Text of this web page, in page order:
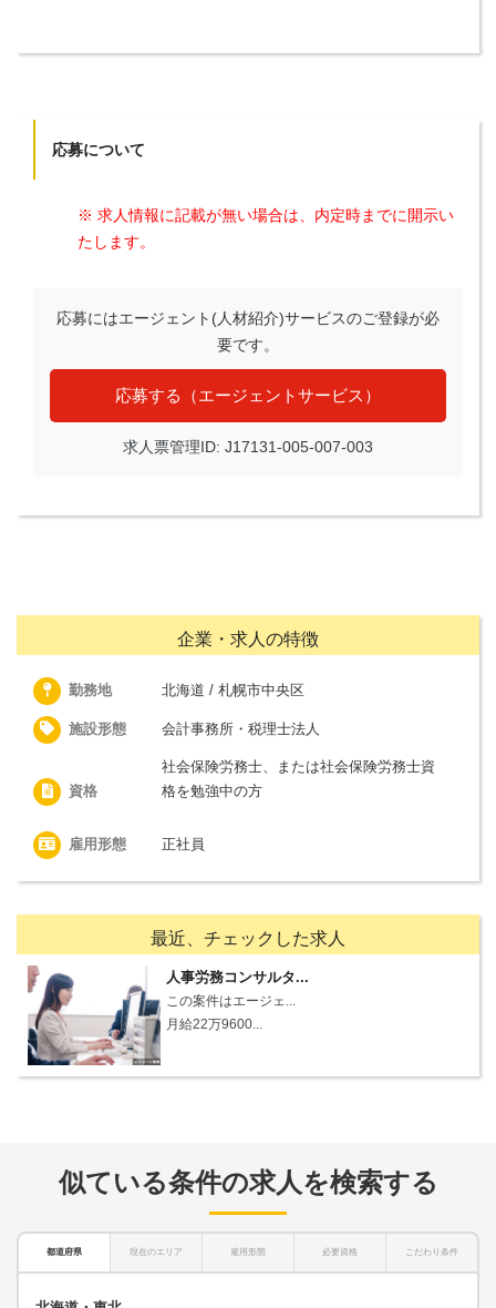
応募について
※ 求人情報に記載が無い場合は、内定時までに開示い
たします。
応募にはエージェント(人材紹介)サービスのご登録が必
要です。
応募する（エージェントサービス）
求人票管理ID: J17131-005-007-003
企業・求人の特徴
勤務地 北海道 / 札幌市中央区
施設形態 会計事務所・税理士法人
資格
社会保険労務士、または社会保険労務士資
格を勉強中の方
雇用形態 正社員
最近、チェックした求人
人事労務コンサルタ...
この案件はエージェ...
月給22万9600...
似ている条件の求人を検索する
都道府県 現在のエリア 雇用形態 必要資格 こだわり条件